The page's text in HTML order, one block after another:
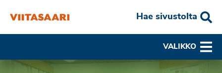
Hae sivustolta
VALIKKO